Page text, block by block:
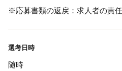
※応募書類の返戻：求人者の責
選考日時
随時